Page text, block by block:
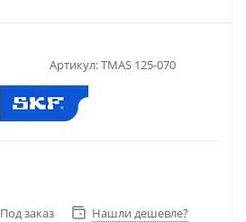
Артикул:TMAS 125-070
Под заказ Нашли дешевле?